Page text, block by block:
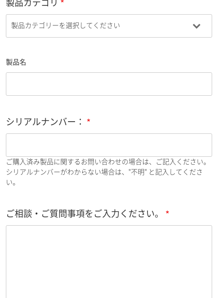
製品カテゴリ
製品名
シリアルナンバー：
ご購入済み製品に関するお問い合わせの場合は、ご記入ください。
シリアルナンバーがわからない場合は、"不明" と記入してくださ
い。
ご相談・ご質問事項をご入力ください。